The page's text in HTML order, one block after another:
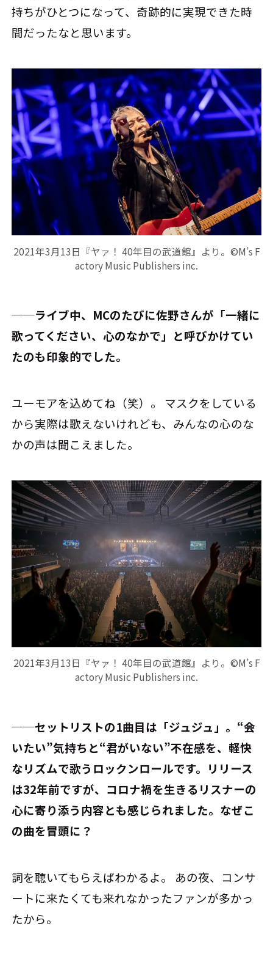
持ちがひとつになって、奇跡的に実現できた時
間だったなと思います。
2021年3月13日『ヤァ！ 40年目の武道館』より。©M’s F
actory Music Publishers inc.
──ライブ中、MCのたびに佐野さんが「一緒に
歌ってください、心のなかで」と呼びかけてい
たのも印象的でした。
ユーモアを込めてね（笑）。 マスクをしている
から実際は歌えないけれども、みんなの心のな
かの声は聞こえました。
2021年3月13日『ヤァ！ 40年目の武道館』より。©️M’s F
actory Music Publishers inc.
──セットリストの1曲目は「ジュジュ」。“会
いたい”気持ちと“君がいない”不在感を、軽快
なリズムで歌うロックンロールです。リリース
は32年前ですが、コロナ禍を生きるリスナーの
心に寄り添う内容とも感じられました。なぜこ
の曲を冒頭に？
詞を聴いてもらえばわかるよ。 あの夜、コンサ
ートに来たくても来れなかったファンが多かっ
たから。